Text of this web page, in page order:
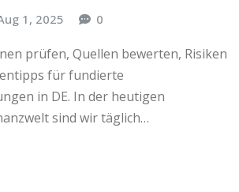
1, 2025 0
prüfen, Quellen bewerten, Risiken
für fundierte
in DE. In der heutigen
sind wir täglich…